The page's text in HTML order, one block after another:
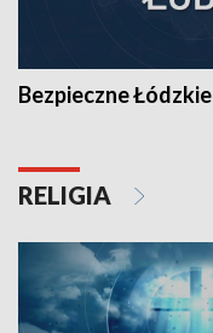
Bezpieczne Łódzkie
RELIGIA